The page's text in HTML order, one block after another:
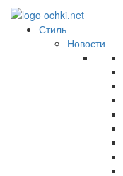
Стиль
Новости